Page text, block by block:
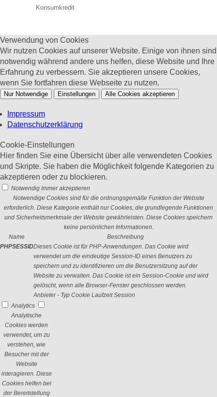
Konsumkredit
Verwendung von Cookies
Wir nutzen Cookies auf unserer Website. Einige von ihnen sind
notwendig während andere uns helfen, diese Website und Ihre
Erfahrung zu verbessern. Sie akzeptieren unsere Cookies,
wenn Sie fortfahren diese Webseite zu nutzen.
Nur Notwendige Einstellungen Alle Cookies akzeptieren
Impressum
Datenschutzerklärung
Cookie-Einstellungen
Hier finden Sie eine Übersicht über alle verwendeten Cookies
und Skripte. Sie haben die Möglichkeit folgende Kategorien zu
akzeptieren oder zu blockieren.
Notwendig Immer akzeptieren
Notwendige Cookies sind für die ordnungsgemäße Funktion der Website
erforderlich. Diese Kategorie enthält nur Cookies, die grundlegende Funktionen
und Sicherheitsmerkmale der Website gewährleisten. Diese Cookies speichern
keine persönlichen Informationen.
Name
Beschreibung
PHPSESSIDDieses Cookie ist für PHP-Anwendungen. Das Cookie wird
verwendet um die eindeutige Session-ID eines Benutzers zu
speichern und zu identifizieren um die Benutzersitzung auf der
Website zu verwalten. Das Cookie ist ein Session-Cookie und wird
gelöscht, wenn alle Browser-Fenster geschlossen werden.
Anbieter - Typ Cookie Laufzeit Session
Analytics
Analytische
Cookies werden
verwendet, um zu
verstehen, wie
Besucher mit der
Website
interagieren. Diese
Cookies helfen bei
der Bereitstellung